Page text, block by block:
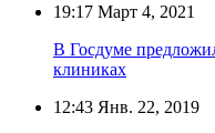
19:17 Март 4, 2021
В Госдуме
клиниках
12:43 Янв. 22, 2019